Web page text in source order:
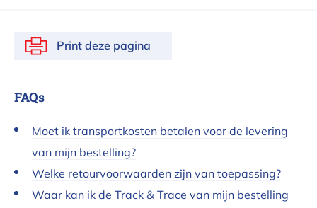
Print deze pagina
FAQs
Moet ik transportkosten betalen voor de levering
van mijn bestelling?
Welke retourvoorwaarden zijn van toepassing?
Waar kan ik de Track & Trace van mijn bestelling